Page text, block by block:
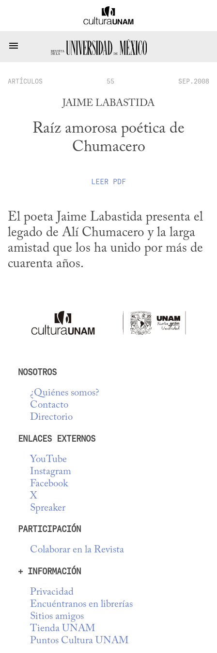
ARTÍCULOS 55 SEP.2008
JAIME LABASTIDA
Raíz amorosa poética de
Chumacero
LEER PDF
El poeta Jaime Labastida presenta el
legado de Alí Chumacero y la larga
amistad que los ha unido por más de
cuarenta años.
NOSOTROS
¿Quiénes somos?
Contacto
Directorio
ENLACES EXTERNOS
YouTube
Instagram
Facebook
X
Spreaker
PARTICIPACIÓN
Colaborar en la Revista
+ INFORMACIÓN
Privacidad
Encuéntranos en librerías
Sitios amigos
Tienda UNAM
Puntos Cultura UNAM